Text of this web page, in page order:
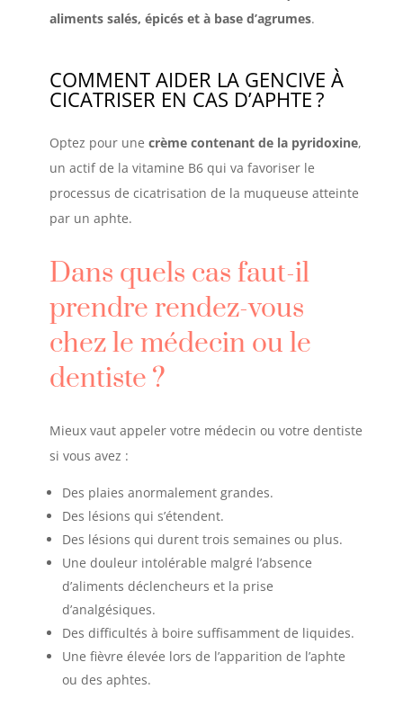
aliments salés, épicés et à base d’agrumes.
COMMENT AIDER LA GENCIVE À
CICATRISER EN CAS D’APHTE?
Optez pour une crème contenant de la pyridoxine,
un actif de la vitamine B6 qui va favoriser le
processus de cicatrisation de la muqueuse atteinte
par un aphte.
Dans quels cas faut-il
prendre rendez-vous
chez le médecin ou le
dentiste ?
Mieux vaut appeler votre médecin ou votre dentiste
si vous avez :
Des plaies anormalement grandes.
Des lésions qui s’étendent.
Des lésions qui durent trois semaines ou plus.
Une douleur intolérable malgré l’absence
d’aliments déclencheurs et la prise
d’analgésiques.
Des difficultés à boire suffisamment de liquides.
Une fièvre élevée lors de l’apparition de l’aphte
ou des aphtes.